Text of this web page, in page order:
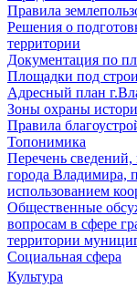
Правила
Решения о
территории
Документация по
Площадки под
Адресный план
Зоны охраны
Правила
Топонимика
Перечень
города Владимира,
использованием
Общественные
вопросам в сфере
территории
Социальная сфера
Культура